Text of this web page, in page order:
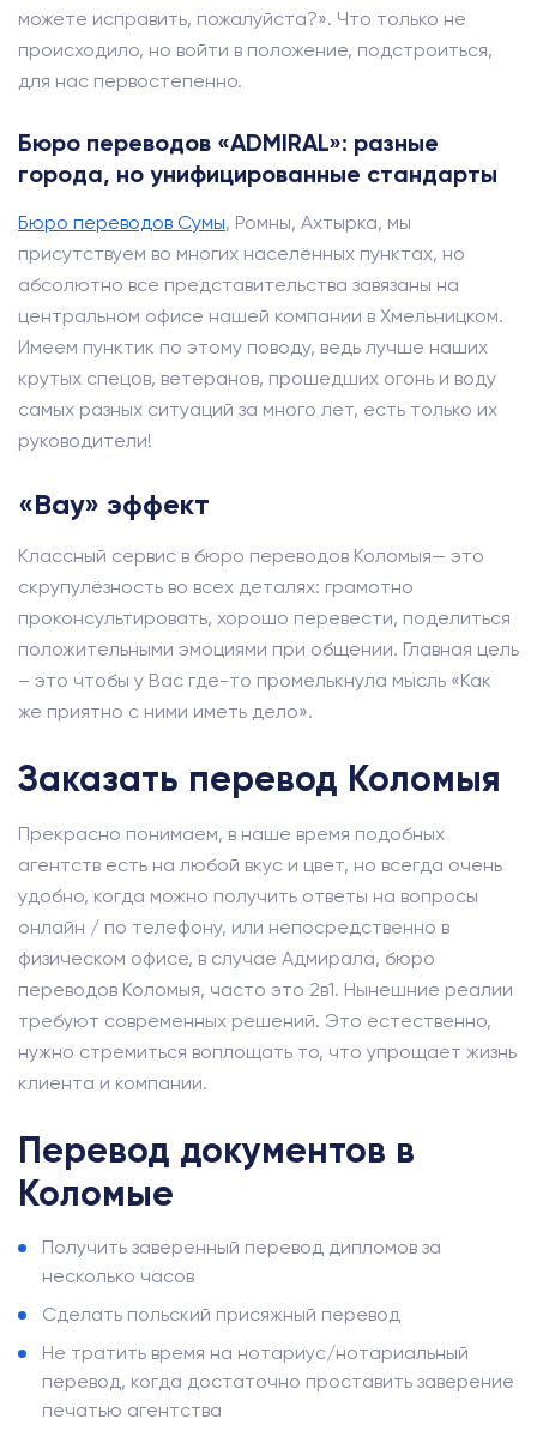
можете исправить, пожалуйста?». Что только не
происходило, но войти в положение, подстроиться,
для нас первостепенно.
Бюро переводов «ADMIRAL»: разные
города, но унифицированные стандарты
Бюро переводов Сумы, Ромны, Ахтырка, мы
присутствуем во многих населённых пунктах, но
абсолютно все представительства завязаны на
центральном офисе нашей компании в Хмельницком.
Имеем пунктик по этому поводу, ведь лучше наших
крутых спецов, ветеранов, прошедших огонь и воду
самых разных ситуаций за много лет, есть только их
руководители!
«Вау» эффект
Классный сервис в бюро переводов Коломыя— это
скрупулёзность во всех деталях: грамотно
проконсультировать, хорошо перевести, поделиться
положительными эмоциями при общении. Главная цель
– это чтобы у Вас где-то промелькнула мысль «Как
же приятно с ними иметь дело».
Заказать перевод Коломыя
Прекрасно понимаем, в наше время подобных
агентств есть на любой вкус и цвет, но всегда очень
удобно, когда можно получить ответы на вопросы
онлайн / по телефону, или непосредственно в
физическом офисе, в случае Адмирала, бюро
переводов Коломыя, часто это 2в1. Нынешние реалии
требуют современных решений. Это естественно,
нужно стремиться воплощать то, что упрощает жизнь
клиента и компании.
Перевод документов в
Коломые
Получить заверенный перевод дипломов за
несколько часов
Сделать польский присяжный перевод
Не тратить время на нотариус/нотариальный
перевод, когда достаточно проставить заверение
печатью агентства